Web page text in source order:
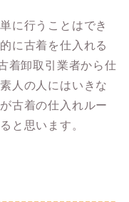
に行うことはでき
に古着を仕入れる
着卸取引業者から仕
人の人にはいきな
古着の仕入れルー
と思います。